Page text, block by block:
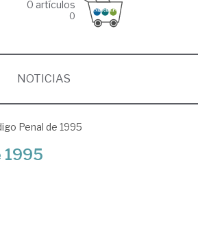
0 artículos
0
NOTICIAS
Penal de 1995
1995